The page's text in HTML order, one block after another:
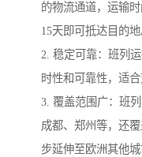
的物流通道，运输
15天即可抵达目的地
2. 稳定可靠：班列
时性和可靠性，适
3. 覆盖范围广：班
成都、郑州等，还
步延伸至欧洲其他城